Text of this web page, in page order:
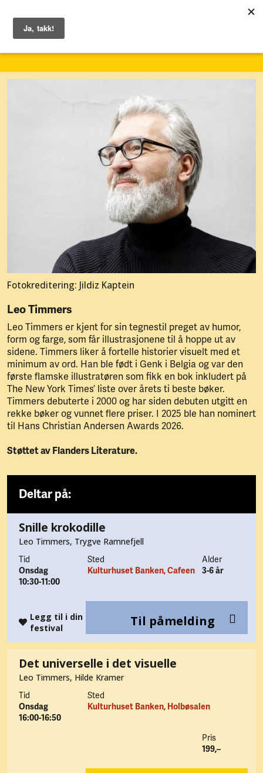
Fotokreditering: Jildiz Kaptein
Leo Timmers
Leo Timmers er kjent for sin tegnestil preget av humor,
form og farge, som får illustrasjonene til å hoppe ut av
sidene. Timmers liker å fortelle historier visuelt med et
minimum av ord. Han ble født i Genk i Belgia og var den
første flamske illustratøren som fikk en bok inkludert på
The New York Times’ liste over årets ti beste bøker.
Timmers debuterte i 2000 og har siden debuten utgitt en
rekke bøker og vunnet flere priser. I 2025 ble han nominert
til Hans Christian Andersen Awards 2026.
Støttet av Flanders Literature.
Deltar på:
Snille krokodille
Leo Timmers, Trygve Ramnefjell
Tid
Onsdag
10:30-11:00
Sted
Kulturhuset Banken, Cafeen
Alder
3-6 år
Til påmelding
Legg til i din
festival
Det universelle i det visuelle
Leo Timmers, Hilde Kramer
Tid
Onsdag
16:00-16:50
Sted
Kulturhuset Banken, Holbøsalen
Pris
199,–